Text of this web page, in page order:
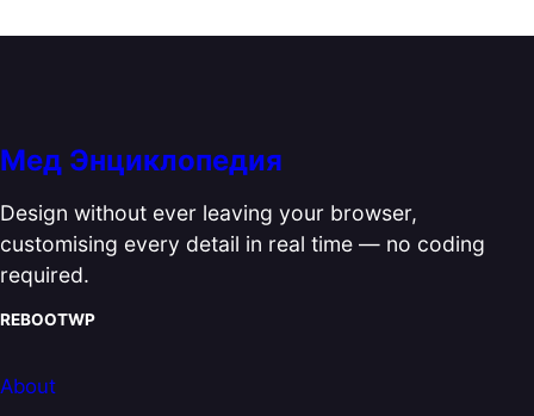
Мед Энциклопедия
Design without ever leaving your browser,
customising every detail in real time — no coding
required.
REBOOTWP
About